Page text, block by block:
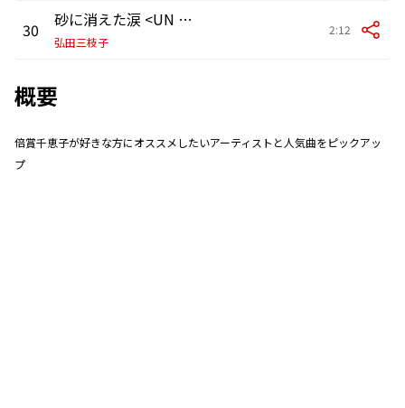
30 砂に消えた涙 <UN BUCO NELLA SABBIA>
弘田三枝子
2:12
概要
倍賞千恵子が好きな方にオススメしたいアーティストと人気曲をピックアッ
プ